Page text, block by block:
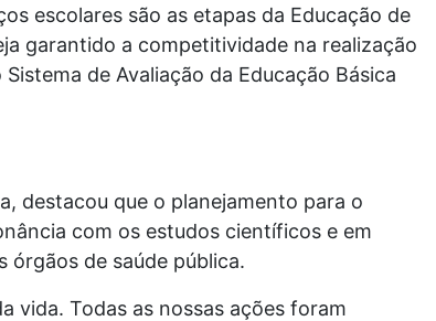
escolares são as etapas da Educação de
garantido a competitividade na realização
de Avaliação da Educação Básica
destacou que o planejamento para o
com os estudos científicos e em
órgãos de saúde pública.
vida. Todas as nossas ações foram